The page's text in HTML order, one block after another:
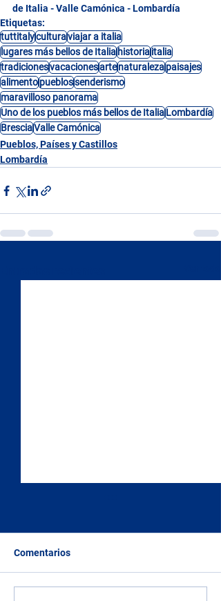
de Italia - Valle Camónica - Lombardía
Etiquetas:
tuttitalyculturaviajar a italia
lugares más bellos de Italiahistoriaitalia
tradicionesvacacionesartenaturalezapaisajes
alimentopueblossenderismo
maravilloso panorama
Uno de los pueblos más bellos de ItaliaLombardía
BresciaValle Camónica
Pueblos, Países y Castillos
Lombardía
Comentarios